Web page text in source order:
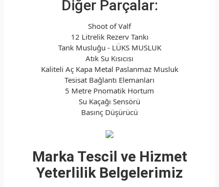
Diğer Parçalar:
Shoot of Valf
12 Litrelik Rezerv Tankı
Tank Musluğu - LÜKS MUSLUK
Atık Su Kısıcısı
Kaliteli Aç Kapa Metal Paslanmaz Musluk
Tesisat Bağlantı Elemanları
5 Metre Pnomatik Hortum
Su Kaçağı Sensörü
Basınç Düşürücü
Marka Tescil ve Hizmet
Yeterlilik Belgelerimiz